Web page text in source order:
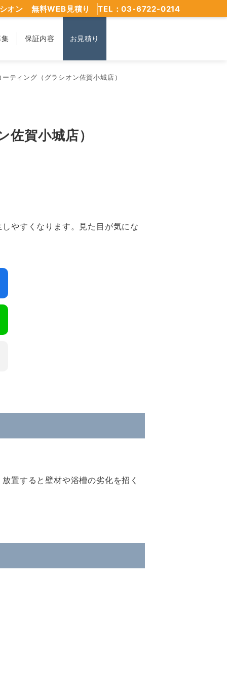
保証内容 お見積り
オン 無料WEB見積り TEL：03-6722-0214
ティング（グラシオン佐賀小城店）
賀小城店）
やすくなります。見た目が気にな
置すると壁材や浴槽の劣化を招く